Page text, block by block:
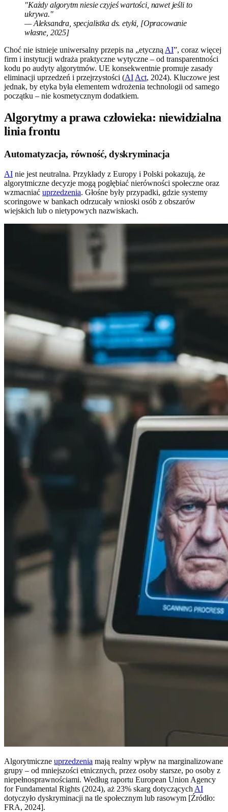
"Każdy algorytm niesie czyjeś wartości, nawet jeśli to
ukrywa."
— Aleksandra, specjalistka ds. etyki, [Opracowanie
własne, 2025]
Choć nie istnieje uniwersalny przepis na „etyczną AI”, coraz więcej
firm i instytucji wdraża praktyczne wytyczne – od transparentności
kodu po audyty algorytmów. UE konsekwentnie promuje zasady
eliminacji uprzedzeń i przejrzystości (AI Act, 2024). Kluczowe jest
jednak, by etyka była elementem wdrożenia technologii od samego
początku – nie kosmetycznym dodatkiem.
Algorytmy a prawa człowieka: niewidzialna
linia frontu
Automatyzacja, równość, dyskryminacja
AI nie jest neutralna. Przykłady z Europy i Polski pokazują, że
algorytmiczne decyzje mogą pogłębiać nierówności społeczne oraz
wzmacniać uprzedzenia. Głośne były przypadki, gdzie systemy
scoringowe w bankach odrzucały wnioski osób z obszarów
wiejskich lub o nietypowych nazwiskach.
Algorytmiczne uprzedzenia mają realny wpływ na marginalizowane
grupy – od mniejszości etnicznych, przez osoby starsze, po osoby z
niepełnosprawnościami. Według raportu European Union Agency
for Fundamental Rights (2024), aż 23% skarg dotyczących AI
dotyczyło dyskryminacji na tle społecznym lub rasowym [Źródło:
FRA, 2024].